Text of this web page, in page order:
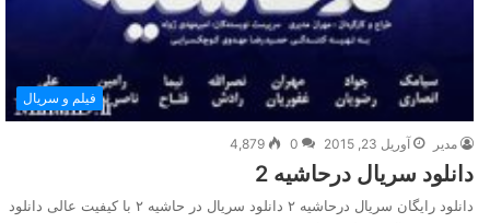
فیلم و سریال
مدیر آوریل 23, 2015 0
4,879
دانلود سریال درحاشیه 2
دانلود رایگان سریال درحاشیه ۲ دانلود سریال در حاشیه ۲ با کیفیت عالی دانلود